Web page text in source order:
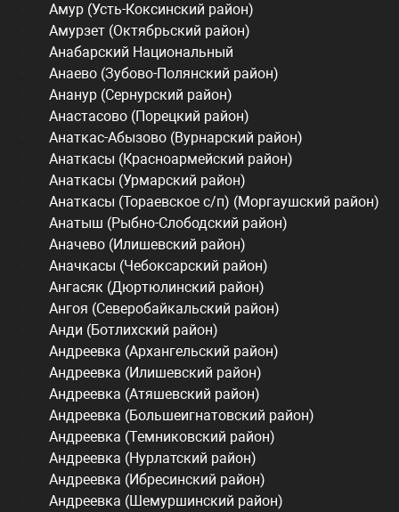
Амур (Усть-Коксинский район)
Амурзет (Октябрьский район)
Анабарский Национальный
Анаево (Зубово-Полянский район)
Ананур (Сернурский район)
Анастасово (Порецкий район)
Анаткас-Абызово (Вурнарский район)
Анаткасы (Красноармейский район)
Анаткасы (Урмарский район)
Анаткасы (Тораевское с/п) (Моргаушский район)
Анатыш (Рыбно-Слободский район)
Аначево (Илишевский район)
Аначкасы (Чебоксарский район)
Ангасяк (Дюртюлинский район)
Ангоя (Северобайкальский район)
Анди (Ботлихский район)
Андреевка (Архангельский район)
Андреевка (Илишевский район)
Андреевка (Атяшевский район)
Андреевка (Большеигнатовский район)
Андреевка (Темниковский район)
Андреевка (Нурлатский район)
Андреевка (Ибресинский район)
Андреевка (Шемуршинский район)